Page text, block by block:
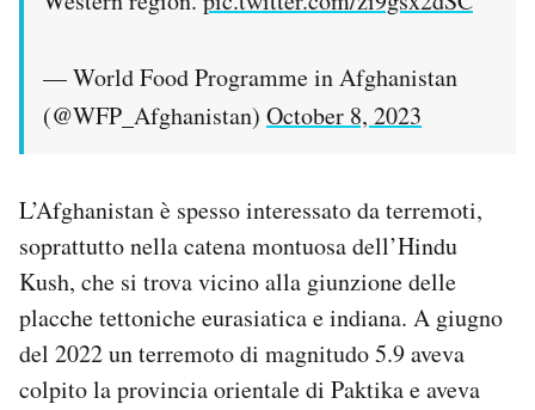
— World Food Programme in Afghanistan
(@WFP_Afghanistan) October 8, 2023
L’Afghanistan è spesso interessato da terremoti,
soprattutto nella catena montuosa dell’Hindu
Kush, che si trova vicino alla giunzione delle
placche tettoniche eurasiatica e indiana. A giugno
del 2022 un terremoto di magnitudo 5.9 aveva
colpito la provincia orientale di Paktika e aveva